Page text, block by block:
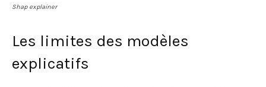
Shap explainer
Les limites des modèles
explicatifs